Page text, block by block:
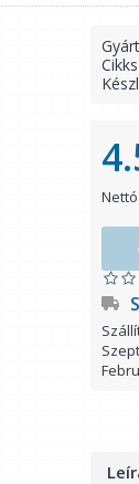
Nettó